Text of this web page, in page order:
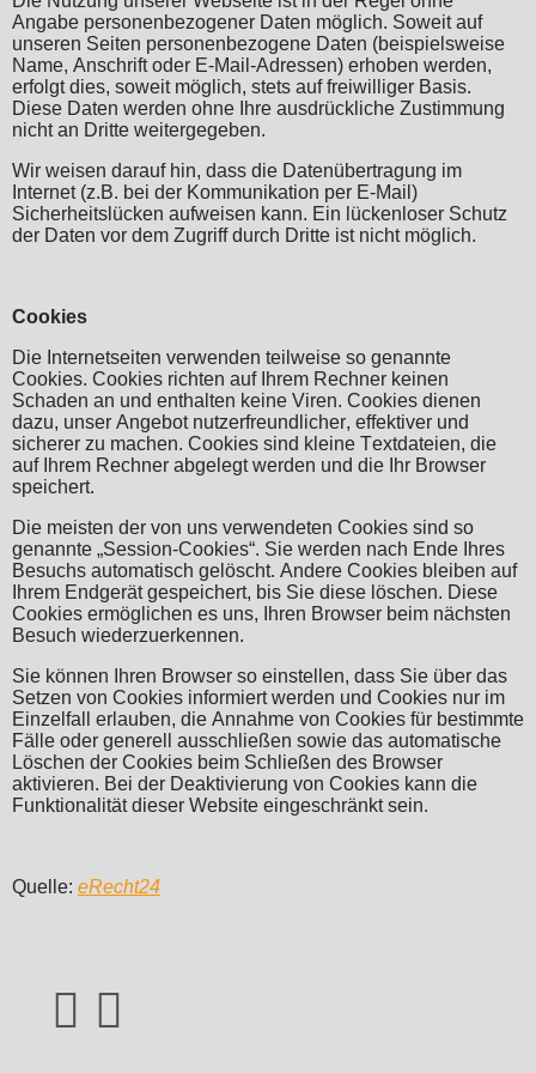
Angabe personenbezogener Daten möglich. Soweit auf
unseren Seiten personenbezogene Daten (beispielsweise
Name, Anschrift oder E-Mail-Adressen) erhoben werden,
erfolgt dies, soweit möglich, stets auf freiwilliger Basis.
Diese Daten werden ohne Ihre ausdrückliche Zustimmung
nicht an Dritte weitergegeben.
Wir weisen darauf hin, dass die Datenübertragung im
Internet (z.B. bei der Kommunikation per E-Mail)
Sicherheitslücken aufweisen kann. Ein lückenloser Schutz
der Daten vor dem Zugriff durch Dritte ist nicht möglich.
Cookies
Die Internetseiten verwenden teilweise so genannte
Cookies. Cookies richten auf Ihrem Rechner keinen
Schaden an und enthalten keine Viren. Cookies dienen
dazu, unser Angebot nutzerfreundlicher, effektiver und
sicherer zu machen. Cookies sind kleine Textdateien, die
auf Ihrem Rechner abgelegt werden und die Ihr Browser
speichert.
Die meisten der von uns verwendeten Cookies sind so
genannte „Session-Cookies“. Sie werden nach Ende Ihres
Besuchs automatisch gelöscht. Andere Cookies bleiben auf
Ihrem Endgerät gespeichert, bis Sie diese löschen. Diese
Cookies ermöglichen es uns, Ihren Browser beim nächsten
Besuch wiederzuerkennen.
Sie können Ihren Browser so einstellen, dass Sie über das
Setzen von Cookies informiert werden und Cookies nur im
Einzelfall erlauben, die Annahme von Cookies für bestimmte
Fälle oder generell ausschließen sowie das automatische
Löschen der Cookies beim Schließen des Browser
aktivieren. Bei der Deaktivierung von Cookies kann die
Funktionalität dieser Website eingeschränkt sein.
Quelle: eRecht24